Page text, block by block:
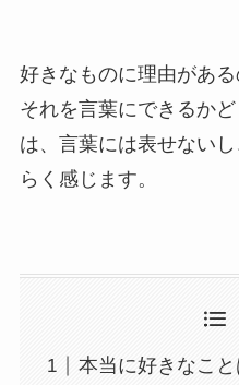
好きなものに理由がある
それを言葉にできるか
は、言葉には表せない
らく感じます。
本当に好きなこ